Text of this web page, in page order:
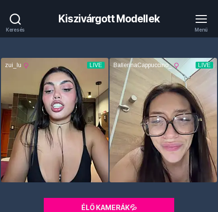
Keresés
Kiszivárgott Modellek
Menü
ÉLŐ KAMERÁK💦